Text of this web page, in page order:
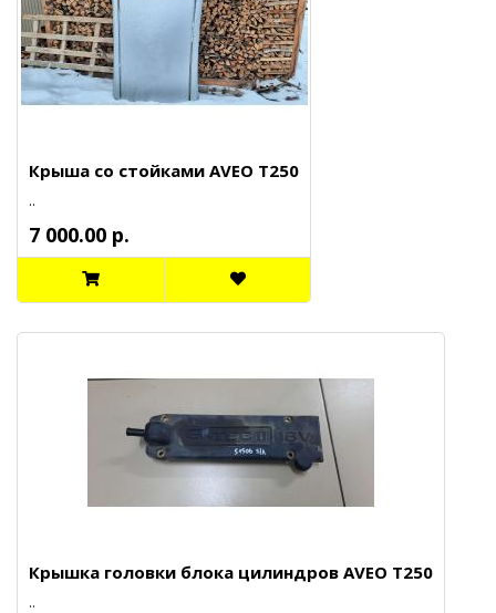
Крыша со стойками AVEO T250
..
7 000.00 р.
Крышка головки блока цилиндров AVEO T250
..